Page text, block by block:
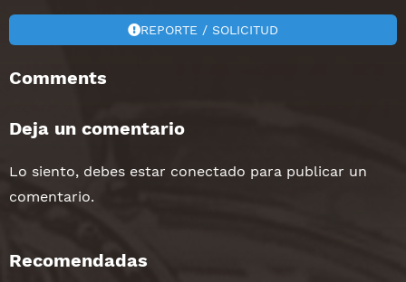
REPORTE / SOLICITUD
Comments
Deja un comentario
Lo siento, debes estar conectado para publicar un
comentario.
Recomendadas